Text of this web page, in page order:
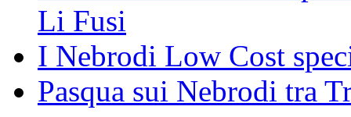
Li Fusi
I Nebrodi Low Cost
Pasqua sui Nebrodi tra